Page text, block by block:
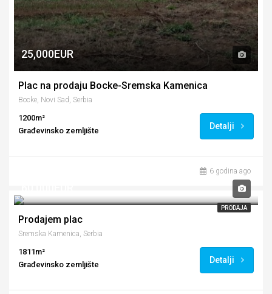
25,000EUR
Plac na prodaju Bocke-Sremska Kamenica
Bocke, Novi Sad, Serbia
1200m²
Građevinsko zemljište
Detalji
6 godina ago
PRODAJA
Prodajem plac
Sremska Kamenica, Serbia
1811m²
Građevinsko zemljište
Detalji